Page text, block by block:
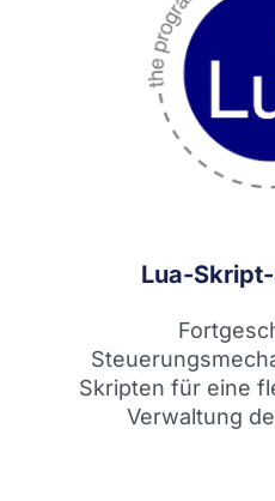
Lua-
Skripten für eine
Verwaltung